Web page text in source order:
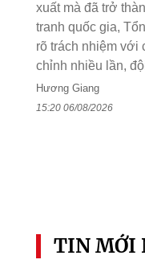
xuất mà đã trở
tranh quốc gia,
rõ trách nhiệm với
chỉnh nhiều lần,
Hương Giang
15:20 06/08/2026
TIN MỚI